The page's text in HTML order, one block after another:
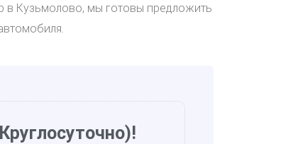
в Кузьмолово, мы готовы предложить